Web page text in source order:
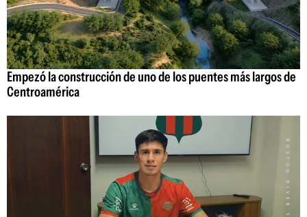
Empezó la construcción de uno de los puentes más largos de
Centroamérica